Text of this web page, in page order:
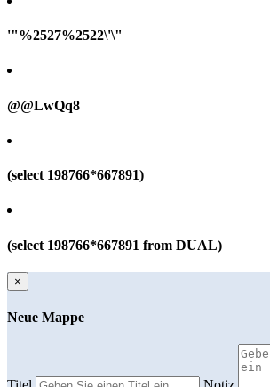
'"%2527%2522\'\"
@@LwQq8
(select 198766*667891)
(select 198766*667891 from DUAL)
×
Neue Mappe